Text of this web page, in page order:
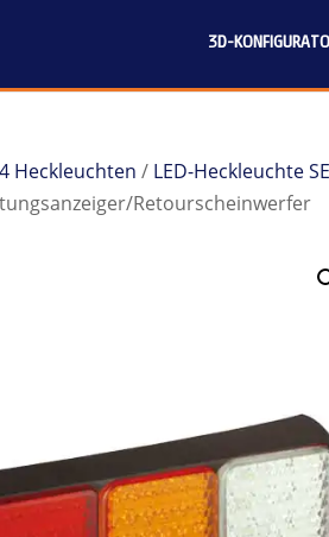
3D-
Heckleuchten / LED-Heckleuchte
Retourscheinwerfer